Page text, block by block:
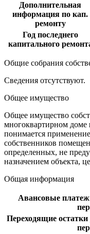
Дополнительная
информация по кап.
ремонту
Год последнего
капитального
Общие собрания
Сведения отсутствуют.
Общее имущество
Общее имущество
многоквартирном доме
понимается
собственников
определенных, не
назначением объекта,
Общая информация
Авансовые
Переходящие